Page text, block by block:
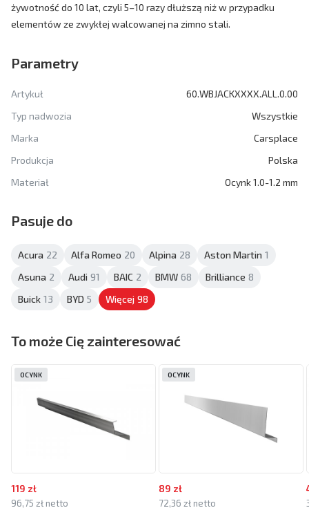
żywotność do 10 lat, czyli 5–10 razy dłuższą niż w przypadku
elementów ze zwykłej walcowanej na zimno stali.
Parametry
Artykuł
60.WBJACKXXXX.ALL.0.00
Typ nadwozia
Wszystkie
Marka
Carsplace
Produkcja
Polska
Materiał
Ocynk 1.0-1.2 mm
Pasuje do
Acura 22 Alfa Romeo 20 Alpina 28 Aston Martin 1
Asuna 2 Audi 91 BAIC 2 BMW 68 Brilliance 8
Buick 13 BYD 5 Więcej 98
To może Cię zainteresować
119 zł
96,75 zł netto
OCYNK
89 zł
72,36 zł netto
OCYNK